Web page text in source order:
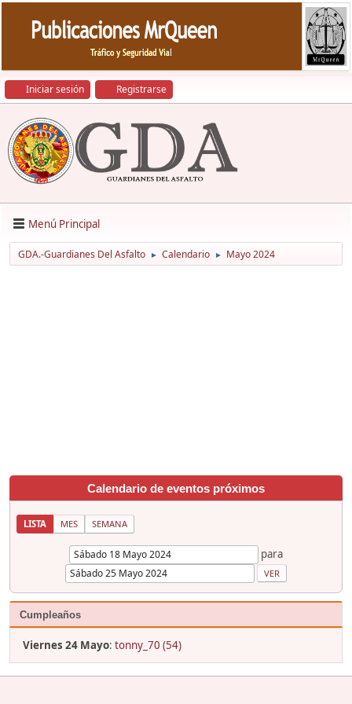
Iniciar sesión Registrarse
Menú Principal
GDA.-Guardianes Del Asfalto ► Calendario ► Mayo 2024
Calendario de eventos próximos
LISTA MES SEMANA
para
Cumpleaños
Viernes 24 Mayo: tonny_70 (54)